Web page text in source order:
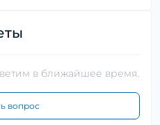
в ближайшее время.
вопрос